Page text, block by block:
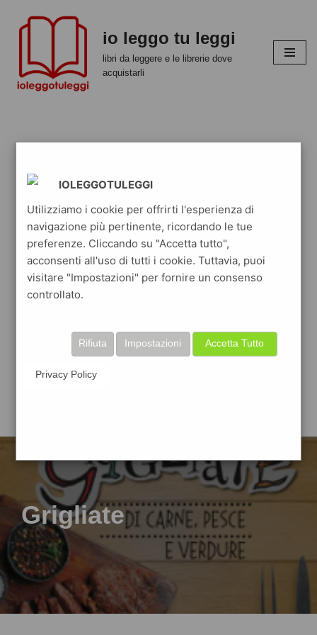
contenuto
io leggo tu leggi
libri da leggere e le librerie dove
acquistarli
Grigliate
IOLEGGOTULEGGI
Utilizziamo i cookie per offrirti l'esperienza di
navigazione più pertinente, ricordando le tue
preferenze. Cliccando su "Accetta tutto",
acconsenti all'uso di tutti i cookie. Tuttavia, puoi
visitare "Impostazioni" per fornire un consenso
controllato.
Accetta Tutto
Impostazioni
Rifiuta
Privacy Policy